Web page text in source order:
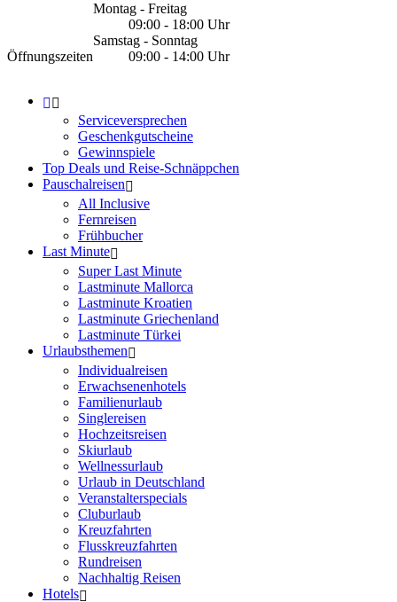
Öffnungszeiten
Montag - Freitag
09:00 - 18:00 Uhr
Samstag - Sonntag
09:00 - 14:00 Uhr
Serviceversprechen
Geschenkgutscheine
Gewinnspiele
Top Deals und Reise-Schnäppchen
Pauschalreisen
All Inclusive
Fernreisen
Frühbucher
Last Minute
Super Last Minute
Lastminute Mallorca
Lastminute Kroatien
Lastminute Griechenland
Lastminute Türkei
Urlaubsthemen
Individualreisen
Erwachsenenhotels
Familienurlaub
Singlereisen
Hochzeitsreisen
Skiurlaub
Wellnessurlaub
Urlaub in Deutschland
Veranstalterspecials
Cluburlaub
Kreuzfahrten
Flusskreuzfahrten
Rundreisen
Nachhaltig Reisen
Hotels